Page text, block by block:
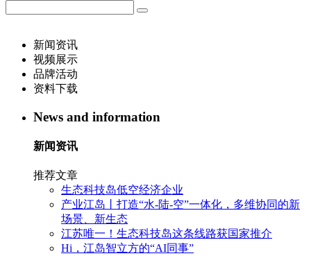
新闻资讯
视频展示
品牌活动
资料下载
News and information
新闻资讯
推荐文章
生态科技岛低空经济企业
产业江岛丨打造“水-陆-空”一体化，多维协同的新
场景、新生态
江苏唯一！生态科技岛这条线路获国家推介
Hi，江岛智立方的“AI同事”